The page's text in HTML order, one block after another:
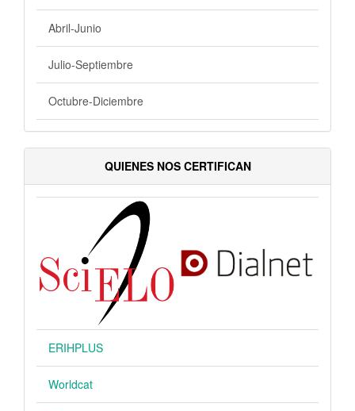
Abril-Junio
Julio-Septiembre
Octubre-Diciembre
QUIENES NOS CERTIFICAN
ERIHPLUS
Worldcat